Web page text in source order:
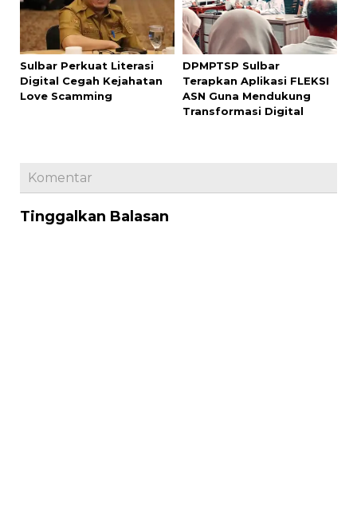
Sulbar Perkuat Literasi
Digital Cegah Kejahatan
Love Scamming
DPMPTSP Sulbar
Terapkan Aplikasi FLEKSI
ASN Guna Mendukung
Transformasi Digital
Komentar
Tinggalkan Balasan